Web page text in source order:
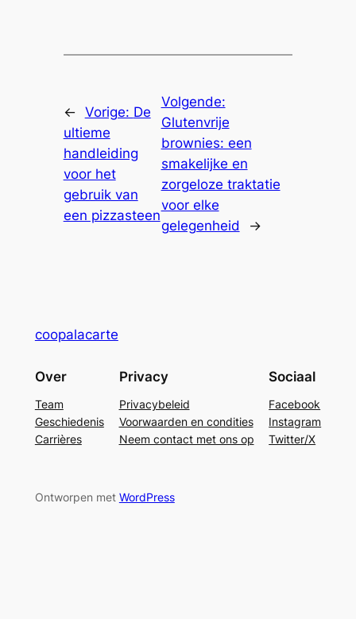
← Vorige: De
ultieme
handleiding
voor het
gebruik van
een pizzasteen
Volgende:
Glutenvrije
brownies: een
smakelijke en
zorgeloze traktatie
voor elke
gelegenheid
→
coopalacarte
Over
Team
Geschiedenis
Carrières
Privacy
Privacybeleid
Voorwaarden en condities
Neem contact met ons op
Sociaal
Facebook
Instagram
Twitter/X
Ontworpen met WordPress